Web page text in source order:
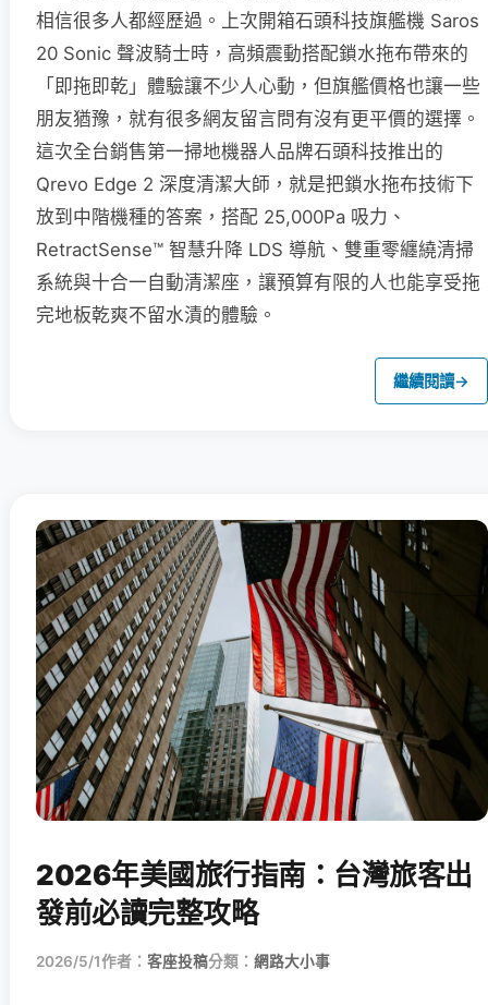
相信很多人都經歷過。上次開箱石頭科技旗艦機 Saros
20 Sonic 聲波騎士時，高頻震動搭配鎖水拖布帶來的
「即拖即乾」體驗讓不少人心動，但旗艦價格也讓一些
朋友猶豫，就有很多網友留言問有沒有更平價的選擇。
這次全台銷售第一掃地機器人品牌石頭科技推出的
Qrevo Edge 2 深度清潔大師，就是把鎖水拖布技術下
放到中階機種的答案，搭配 25,000Pa 吸力、
RetractSense™ 智慧升降 LDS 導航、雙重零纏繞清掃
系統與十合一自動清潔座，讓預算有限的人也能享受拖
完地板乾爽不留水漬的體驗。
繼續閱讀→
2026年美國旅行指南：台灣旅客出
發前必讀完整攻略
2026/5/1作者： 客座投稿分類： 網路大小事